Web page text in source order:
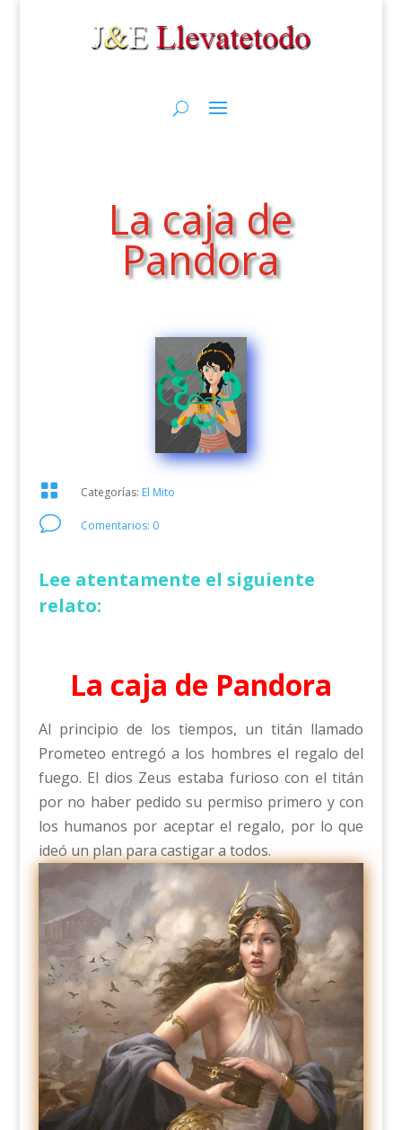
La caja de
Pandora
 Categorías: El Mito
v Comentarios: 0
Lee atentamente el siguiente
relato:
La caja de Pandora
Al principio de los tiempos, un titán llamado
Prometeo entregó a los hombres el regalo del
fuego. El dios Zeus estaba furioso con el titán
por no haber pedido su permiso primero y con
los humanos por aceptar el regalo, por lo que
ideó un plan para castigar a todos.